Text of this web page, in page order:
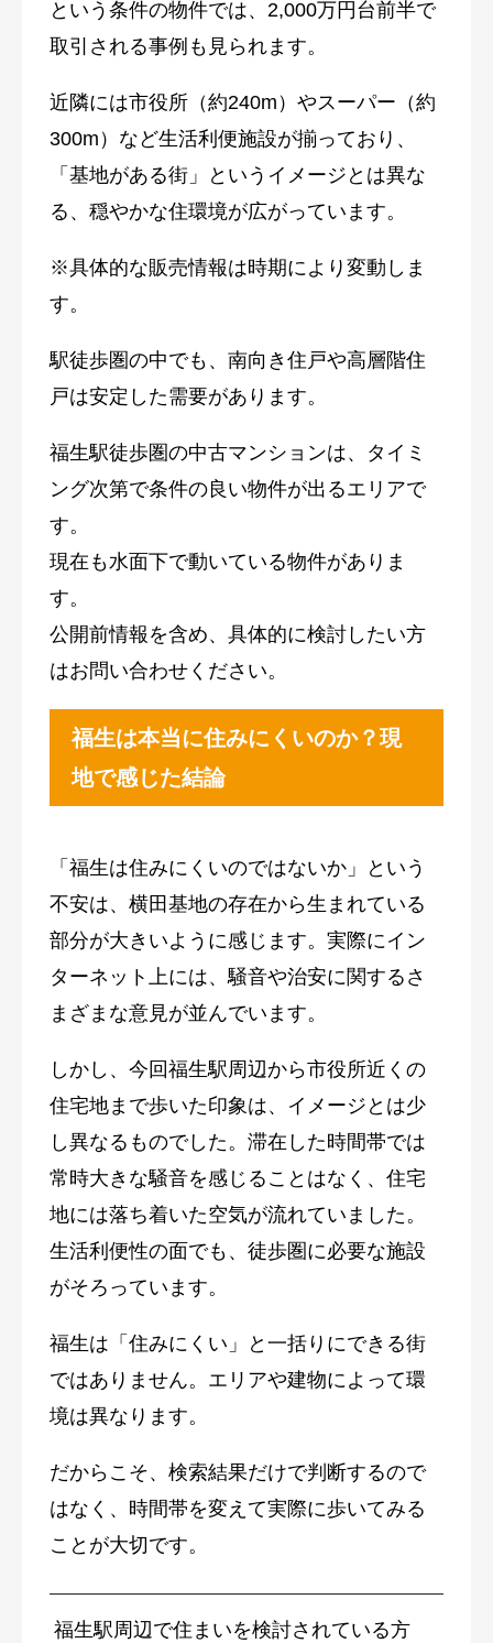
という条件の物件では、2,000万円台前半で
取引される事例も見られます。
近隣には市役所（約240m）やスーパー（約
300m）など生活利便施設が揃っており、
「基地がある街」というイメージとは異な
る、穏やかな住環境が広がっています。
※具体的な販売情報は時期により変動しま
す。
駅徒歩圏の中でも、南向き住戸や高層階住
戸は安定した需要があります。
福生駅徒歩圏の中古マンションは、タイミ
ング次第で条件の良い物件が出るエリアで
す。
現在も水面下で動いている物件がありま
す。
公開前情報を含め、具体的に検討したい方
はお問い合わせください。
福生は本当に住みにくいのか？現
地で感じた結論
「福生は住みにくいのではないか」という
不安は、横田基地の存在から生まれている
部分が大きいように感じます。実際にイン
ターネット上には、騒音や治安に関するさ
まざまな意見が並んでいます。
しかし、今回福生駅周辺から市役所近くの
住宅地まで歩いた印象は、イメージとは少
し異なるものでした。滞在した時間帯では
常時大きな騒音を感じることはなく、住宅
地には落ち着いた空気が流れていました。
生活利便性の面でも、徒歩圏に必要な施設
がそろっています。
福生は「住みにくい」と一括りにできる街
ではありません。エリアや建物によって環
境は異なります。
だからこそ、検索結果だけで判断するので
はなく、時間帯を変えて実際に歩いてみる
ことが大切です。
福生駅周辺で住まいを検討されている方